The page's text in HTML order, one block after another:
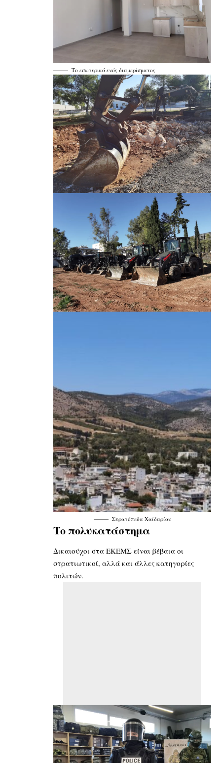
Το εσωτερικό ενός διαμερίσματος
Στρατόπεδα Χαϊδαρίου
Το πολυκατάστημα
Δικαιούχοι στα ΕΚΕΜΣ είναι βέβαια οι
στρατιωτικοί, αλλά και άλλες κατηγορίες
πολιτών.